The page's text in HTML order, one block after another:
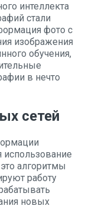
интеллекта
стали
фото с
изображения
обучения,
в нечто
сетей
алгоритмы
работу
новых